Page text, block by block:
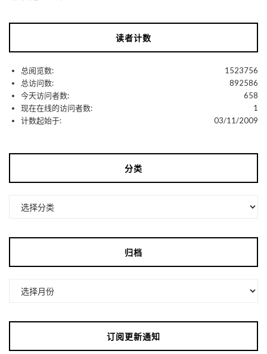
读者计数
1523756
总阅览数:
892586
总访问数:
658
今天访问者数:
1
现在在线的访问者数:
03/11/2009
计数起始于:
分类
归档
订阅更新通知